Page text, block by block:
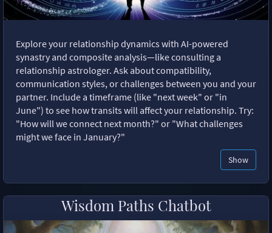
Explore your relationship dynamics with AI-powered
synastry and composite analysis—like consulting a
relationship astrologer. Ask about compatibility,
communication styles, or challenges between you and your
partner. Include a timeframe (like "next week" or "in
June") to see how transits will affect your relationship. Try:
"How will we connect next month?" or "What challenges
might we face in January?"
Show
Wisdom Paths Chatbot